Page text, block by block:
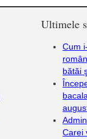
Ultimele
Cum
bătăi
Carei